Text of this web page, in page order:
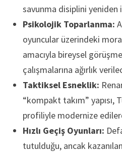
savunma disiplini yeniden
Psikolojik Toparlanma:
oyuncular üzerindeki
amacıyla bireysel
çalışmalarına ağırlık
Taktiksel Esneklik:
“kompakt takım” yapısı,
profiliyle modernize
Hızlı Geçiş Oyunları:
tutulduğu, ancak